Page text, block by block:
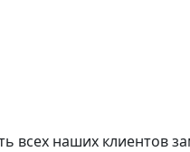
всех наших клиентов